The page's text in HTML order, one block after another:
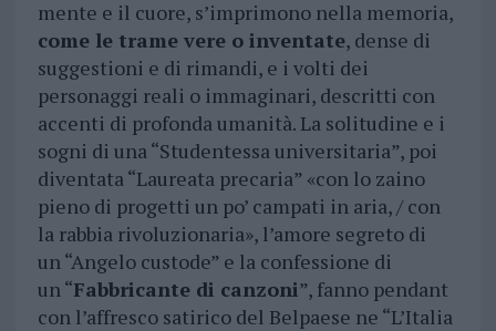
mente e il cuore, s’imprimono nella memoria,
come le trame vere o inventate, dense di
suggestioni e di rimandi, e i volti dei
personaggi reali o immaginari, descritti con
accenti di profonda umanità. La solitudine e i
sogni di una “Studentessa universitaria”, poi
diventata “Laureata precaria” «con lo zaino
pieno di progetti un po’ campati in aria, / con
la rabbia rivoluzionaria», l’amore segreto di
un “Angelo custode” e la confessione di
un “Fabbricante di canzoni”, fanno pendant
con l’affresco satirico del Belpaese ne “L’Italia